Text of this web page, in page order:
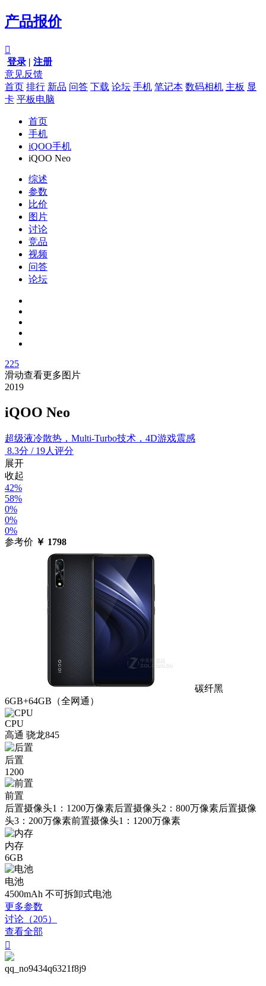
产品报价

登录 | 注册
意见反馈
首页 排行 新品 问答 下载 论坛 手机 笔记本 数码相机 主板 显
卡 平板电脑
首页
手机
iQOO手机
iQOO Neo
综述
参数
比价
图片
讨论
竞品
视频
问答
论坛
225
滑动查看更多图片
2019
iQOO Neo
超级液冷散热，Multi-Turbo技术，4D游戏震感
8.3分 / 19人评分
展开
收起
42%
58%
0%
0%
0%
参考价 ￥ 1798
碳纤黑
6GB+64GB（全网通）
CPU
高通 骁龙845
后置
1200
前置
后置摄像头1：1200万像素后置摄像头2：800万像素后置摄像
头3：200万像素前置摄像头1：1200万像素
内存
6GB
电池
4500mAh 不可拆卸式电池
更多参数
讨论（205）
查看全部

qq_no9434q6321f8j9